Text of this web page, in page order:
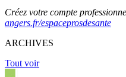
Créez votre compte
angers.fr/espaceprosdesante
ARCHIVES
Tout voir